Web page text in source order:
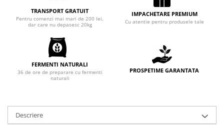
Prajitura ingerilor
Prajituri Red Collection
Prajituri cu fructe
Prajituri cafea
Prajituri de Craciun
Torturi ambalate
Torti
Foietaje
TRANSPORT GRATUIT
Pentru comenzi mai mari de 200 lei,
dar care nu depasesc 20kg
IMPACHETARE PREMIUM
Cu atentie pentru produsele tale
FERMENTI NATURALI
36 de ore de preparare cu fermenti
naturali
PROSPETIME GARANTATA
Descriere